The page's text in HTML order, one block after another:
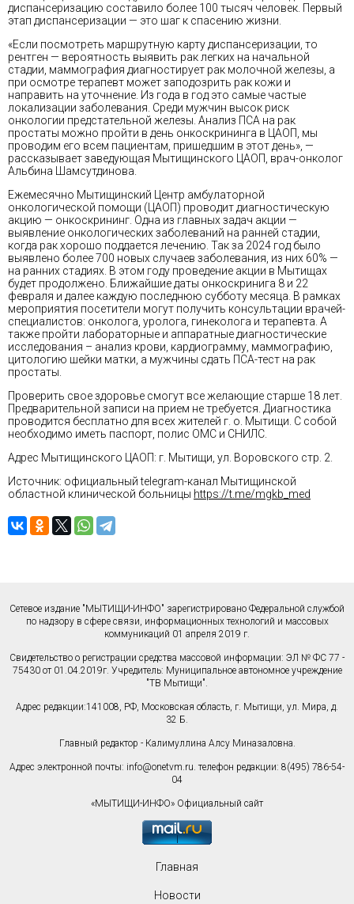
диспансеризацию составило более 100 тысяч человек. Первый
этап диспансеризации — это шаг к спасению жизни.
«Если посмотреть маршрутную карту диспансеризации, то
рентген — вероятность выявить рак легких на начальной
стадии, маммография диагностирует рак молочной железы, а
при осмотре терапевт может заподозрить рак кожи и
направить на уточнение. Из года в год это самые частые
локализации заболевания. Среди мужчин высок риск
онкологии предстательной железы. Анализ ПСА на рак
простаты можно пройти в день онкоскрининга в ЦАОП, мы
проводим его всем пациентам, пришедшим в этот день», —
рассказывает заведующая Мытищинского ЦАОП, врач-онколог
Альбина Шамсутдинова.
Ежемесячно Мытищинский Центр амбулаторной
онкологической помощи (ЦАОП) проводит диагностическую
акцию — онкоскрининг. Одна из главных задач акции —
выявление онкологических заболеваний на ранней стадии,
когда рак хорошо поддается лечению. Так за 2024 год было
выявлено более 700 новых случаев заболевания, из них 60% —
на ранних стадиях. В этом году проведение акции в Мытищах
будет продолжено. Ближайшие даты онкоскринига 8 и 22
февраля и далее каждую последнюю субботу месяца. В рамках
мероприятия посетители могут получить консультации врачей-
специалистов: онколога, уролога, гинеколога и терапевта. А
также пройти лабораторные и аппаратные диагностические
исследования – анализ крови, кардиограмму, маммографию,
цитологию шейки матки, а мужчины сдать ПСА-тест на рак
простаты.
Проверить свое здоровье смогут все желающие старше 18 лет.
Предварительной записи на прием не требуется. Диагностика
проводится бесплатно для всех жителей г. о. Мытищи. С собой
необходимо иметь паспорт, полис ОМС и СНИЛС.
Адрес Мытищинского ЦАОП: г. Мытищи, ул. Воровского стр. 2.
Источник: официальный telegram-канал Мытищинской
областной клинической больницы https://t.me/mgkb_med
Сетевое издание "МЫТИЩИ-ИНФО" зарегистрировано Федеральной службой
по надзору в сфере связи, информационных технологий и массовых
коммуникаций 01 апреля 2019 г.
Свидетельство о регистрации средства массовой информации: ЭЛ № ФС 77 -
75430 от 01.04.2019г. Учредитель: Муниципальное автономное учреждение
"ТВ Мытищи".
Адрес редакции:141008, РФ, Московская область, г. Мытищи, ул. Мира, д.
32 Б.
Главный редактор - Калимуллина Алсу Миназаловна.
Адрес электронной почты: info@onetvm.ru. телефон редакции: 8(495) 786-54-
04
«МЫТИЩИ-ИНФО» Официальный сайт
Главная
Новости